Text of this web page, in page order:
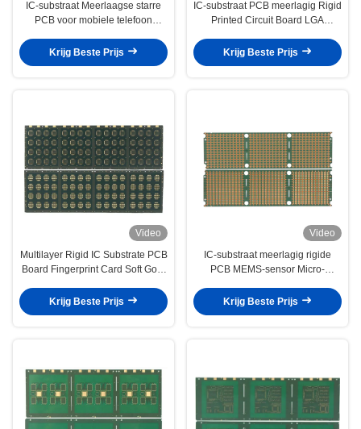
IC-substraat Meerlaagse starre
PCB voor mobiele telefoon
Krijg Beste Prijs
IC-substraat PCB meerlagig Rigid
Printed Circuit Board LGA
Krijg Beste Prijs
Video
Multilayer Rigid IC Substrate PCB
Board Fingerprint Card Soft Gold
Krijg Beste Prijs
Video
IC-substraat meerlagig rigide
PCB MEMS-sensor Micro-
Krijg Beste Prijs